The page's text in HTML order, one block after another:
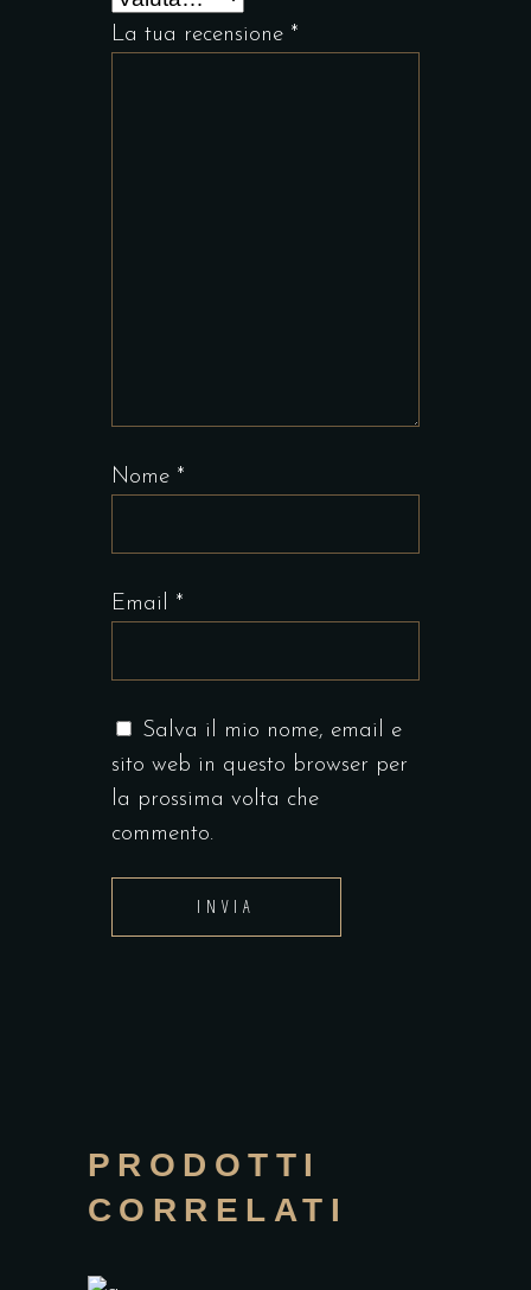
La tua recensione *
Nome *
Email *
Salva il mio nome, email e
sito web in questo browser per
la prossima volta che
commento.
PRODOTTI
CORRELATI